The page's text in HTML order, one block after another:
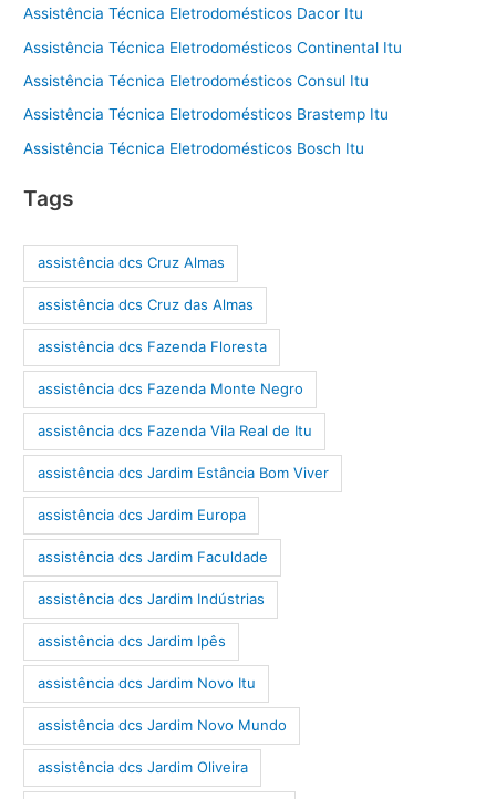
Assistência Técnica Eletrodomésticos Dacor Itu
Assistência Técnica Eletrodomésticos Continental Itu
Assistência Técnica Eletrodomésticos Consul Itu
Assistência Técnica Eletrodomésticos Brastemp Itu
Assistência Técnica Eletrodomésticos Bosch Itu
Tags
assistência dcs Cruz Almas
assistência dcs Cruz das Almas
assistência dcs Fazenda Floresta
assistência dcs Fazenda Monte Negro
assistência dcs Fazenda Vila Real de Itu
assistência dcs Jardim Estância Bom Viver
assistência dcs Jardim Europa
assistência dcs Jardim Faculdade
assistência dcs Jardim Indústrias
assistência dcs Jardim Ipês
assistência dcs Jardim Novo Itu
assistência dcs Jardim Novo Mundo
assistência dcs Jardim Oliveira